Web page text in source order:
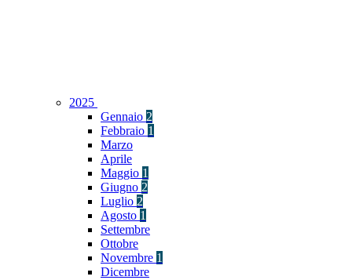
2025
Gennaio 2
Febbraio 1
Marzo
Aprile
Maggio 1
Giugno 2
Luglio 2
Agosto 1
Settembre
Ottobre
Novembre 1
Dicembre